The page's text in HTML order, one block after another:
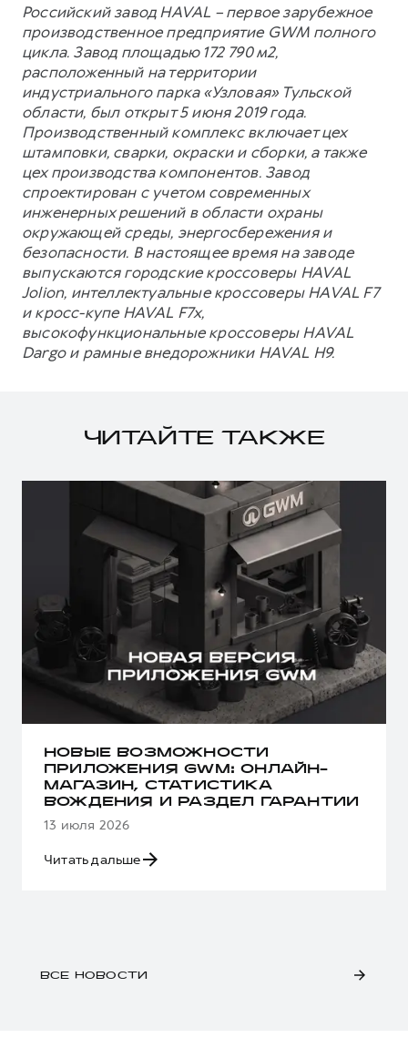
Российский завод HAVAL – первое зарубежное
производственное предприятие GWM полного
цикла. Завод площадью 172 790 м2,
расположенный на территории
индустриального парка «Узловая» Тульской
области, был открыт 5 июня 2019 года.
Производственный комплекс включает цех
штамповки, сварки, окраски и сборки, а также
цех производства компонентов. Завод
спроектирован с учетом современных
инженерных решений в области охраны
окружающей среды, энергосбережения и
безопасности. В настоящее время на заводе
выпускаются городские кроссоверы HAVAL
Jolion, интеллектуальные кроссоверы HAVAL F7
и кросс-купе HAVAL F7x,
высокофункциональные кроссоверы HAVAL
Dargo и рамные внедорожники HAVAL H9.
ЧИТАЙТЕ ТАКЖЕ
НОВЫЕ ВОЗМОЖНОСТИ
ПРИЛОЖЕНИЯ GWM: ОНЛАЙН-
МАГАЗИН, СТАТИСТИКА
ВОЖДЕНИЯ И РАЗДЕЛ ГАРАНТИИ
13 июля 2026
Читать дальше
ВСЕ НОВОСТИ